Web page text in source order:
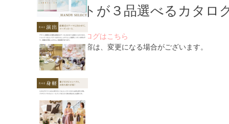
ゲストが３品選べるカタロ
WEBカタログはこちら
※ 掲載内容は、変更になる場合がございます。